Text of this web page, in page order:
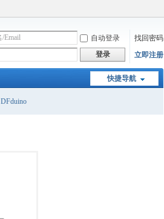
自动登录
找回密码
登录 立即注册
快捷导航
DFduino